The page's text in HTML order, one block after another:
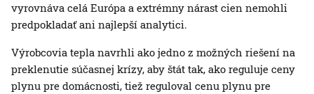
vyrovnáva celá Európa a extrémny nárast cien nemohli
predpokladať ani najlepší analytici.
Výrobcovia tepla navrhli ako jedno z možných riešení na
preklenutie súčasnej krízy, aby štát tak, ako reguluje ceny
plynu pre domácnosti, tiež reguloval cenu plynu pre